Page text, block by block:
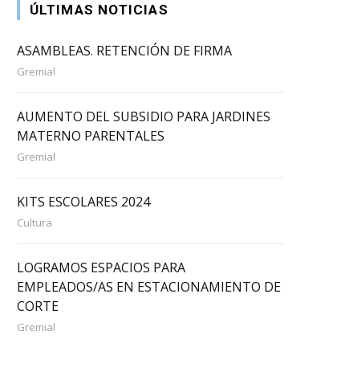
ÚLTIMAS NOTICIAS
ASAMBLEAS. RETENCIÓN DE FIRMA
Gremial
AUMENTO DEL SUBSIDIO PARA JARDINES
MATERNO PARENTALES
Gremial
KITS ESCOLARES 2024
Cultura
LOGRAMOS ESPACIOS PARA
EMPLEADOS/AS EN ESTACIONAMIENTO DE
CORTE
Gremial